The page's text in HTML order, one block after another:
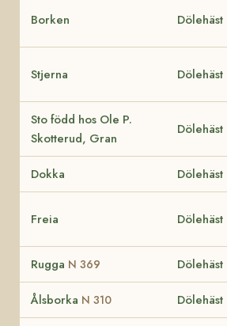
Borken Dölehäst
Stjerna Dölehäst
Sto född hos Ole P.
Skotterud, Gran
Dölehäst
Dokka Dölehäst
Freia Dölehäst
Rugga N 369 Dölehäst
Ålsborka N 310 Dölehäst